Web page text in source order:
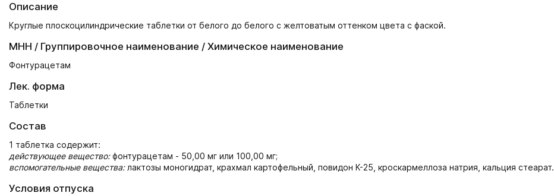
Описание
Круглые плоскоцилиндрические таблетки от белого до белого с желтоватым оттенком цвета с фаской.
МНН / Группировочное наименование / Химическое наименование
Фонтурацетам
Лек. форма
Таблетки
Состав
1 таблетка содержит:
действующее вещество:фонтурацетам - 50,00 мг или 100,00 мг;
вспомогательные вещества:лактозы моногидрат, крахмал картофельный, повидон К-25, кроскармеллоза натрия, кальция стеарат.
Условия отпуска